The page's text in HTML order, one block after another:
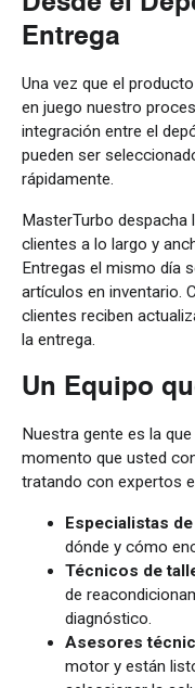
Entrega
Una vez que el
en juego nuestro
integración entre el
pueden ser
rápidamente.
MasterTurbo despacha
clientes a lo largo y
Entregas el mismo día
artículos en inventario.
clientes reciben
la entrega.
Un Equipo
Nuestra gente es la
momento que usted
tratando con expertos
Especialistas
dónde y cómo
Técnicos de
de
diagnóstico.
Asesores
motor y están